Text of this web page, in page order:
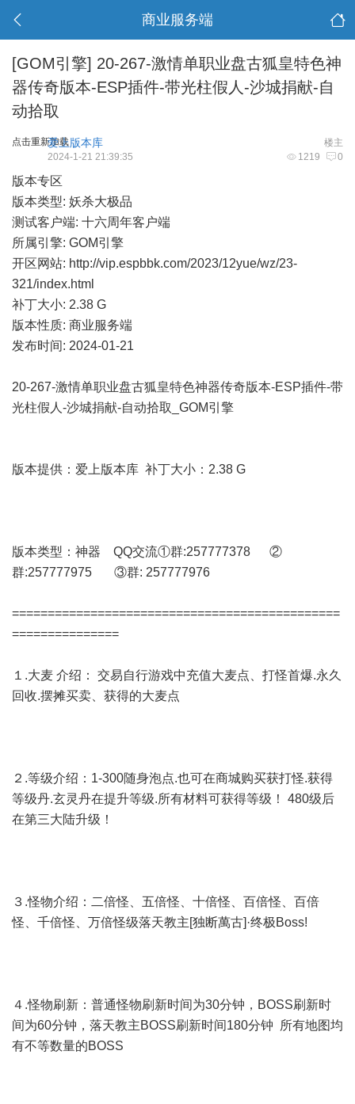
商业服务端
[GOM引擎] 20-267-激情单职业盘古狐皇特色神
器传奇版本-ESP插件-带光柱假人-沙城捐献-自
动拾取
点击重新加载 楼主
爱上版本库
1219 0
2024-1-21 21:39:35
版本专区
版本类型: 妖杀大极品
测试客户端: 十六周年客户端
所属引擎: GOM引擎
开区网站: http://vip.espbbk.com/2023/12yue/wz/23-
321/index.html
补丁大小: 2.38 G
版本性质: 商业服务端
发布时间: 2024-01-21
20-267-激情单职业盘古狐皇特色神器传奇版本-ESP插件-带
光柱假人-沙城捐献-自动拾取_GOM引擎
版本提供：爱上版本库 补丁大小：2.38 G
版本类型：神器 QQ交流①群:257777378 ②
群:257777975 ③群: 257777976
==============================================
===============
１.大麦 介绍： 交易自行游戏中充值大麦点、打怪首爆.永久
回收.摆摊买卖、获得的大麦点
２.等级介绍：1-300随身泡点.也可在商城购买获打怪.获得
等级丹.玄灵丹在提升等级.所有材料可获得等级！ 480级后
在第三大陆升级！
３.怪物介绍：二倍怪、五倍怪、十倍怪、百倍怪、百倍
怪、千倍怪、万倍怪级落天教主[独断萬古]·终极Boss!
４.怪物刷新：普通怪物刷新时间为30分钟，BOSS刷新时
间为60分钟，落天教主BOSS刷新时间180分钟 所有地图均
有不等数量的BOSS